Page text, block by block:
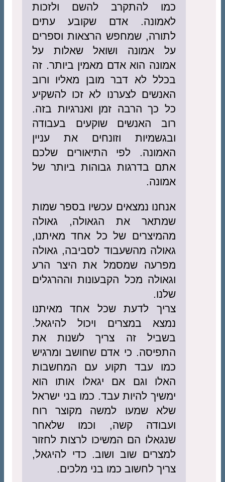
כמו להתקרב להשם ולזכות
לאמונה. אדם שקובע עתים
לתורה, שמחפש הרצאות וספרים
על אמונה ושואל שאלות על
אמונה הוא אדם מאמין ביותר. זה
בכלל לא דבר מובן מאליו ורוב
האנשים לצערנו לא זכו להשקיע
כל כך הרבה זמן ואנרגיות בזה.
רוב האנשים שוקעים בעבודה
ובגשמיות וזונחים את עניין
האמונה. לפי התיאורים שלכם
אתם בדרגות גבוהות ביותר של
אמונה.
אנחנו נמצאים עכשיו בספר שמות
שמתאר את הגאולה, גאולה
מהמיצרים של כל אחד מאיתנו,
גאולה מהשעבוד לסביבה, גאולה
מפרעה שמסמל את היצר הרע
וגאולה מכל הקבעונות וההרגלים
שלנו.
צריך לדעת שכל אחד מאיתנו
נמצא במצרים ויכול להיגאל.
בשביל זה צריך לשנות את
התפיסה. כי אדם שחושב ומרגיש
כמו עבד תקוע עם המחשבות
האלו וגם אם יגאלו אותו הוא
ימשיך להיות עבד. כמו בני ישראל
שלא שמעו למשה מקוצר רוח
ועבודה קשה, וכמו שלאחר
שנגאלו הם המשיכו לרצות לחזור
למצרים שוב ושוב. כדי להיגאל,
צריך לחשוב כמו בני מלכים.